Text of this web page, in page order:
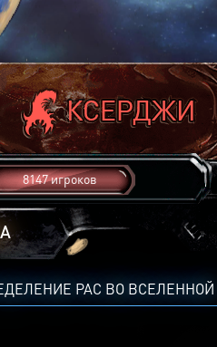
8147 игроков
РАС ВО ВСЕЛЕННОЙ